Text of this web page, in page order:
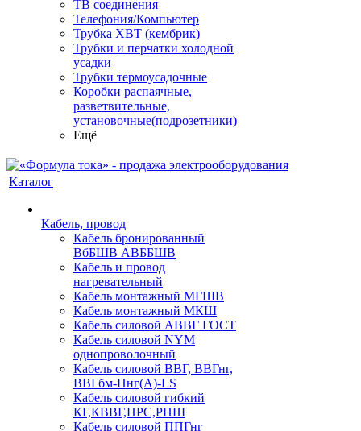
ТВ соединения
Телефония/Компьютер
Трубка ХВТ (кембрик)
Трубки и перчатки холодной
усадки
Трубки термоусадочные
Коробки распаячные,
разветвительные,
установочные(подрозетники)
Ещё
Каталог
Кабель, провод
Кабель бронированный
ВбБШВ АВББШВ
Кабель и провод
нагревательный
Кабель монтажный МГШВ
Кабель монтажный МКШ
Кабель силовой АВВГ ГОСТ
Кабель силовой NYM
однопроволочный
Кабель силовой ВВГ, ВВГнг,
ВВГбм-Пнг(А)-LS
Кабель силовой гибкий
КГ,КВВГ,ПРС,РПШ
Кабель силовой ППГнг